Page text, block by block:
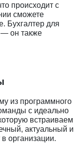
происходит с
сможете
Бухгалтер для
он также
из программного
с идеально
встраиваем
актуальный и
организации.